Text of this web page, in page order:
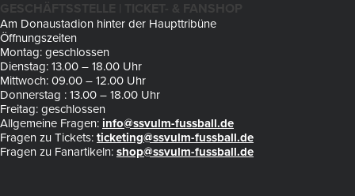
GESCHÄFTSSTELLE | TICKET- & FANSHOP
Am Donaustadion hinter der Haupttribüne
Öffnungszeiten
Montag: geschlossen
Dienstag: 13.00 – 18.00 Uhr
Mittwoch: 09.00 – 12.00 Uhr
Donnerstag : 13.00 – 18.00 Uhr
Freitag: geschlossen
Allgemeine Fragen: info@ssvulm-fussball.de
Fragen zu Tickets: ticketing@ssvulm-fussball.de
Fragen zu Fanartikeln: shop@ssvulm-fussball.de